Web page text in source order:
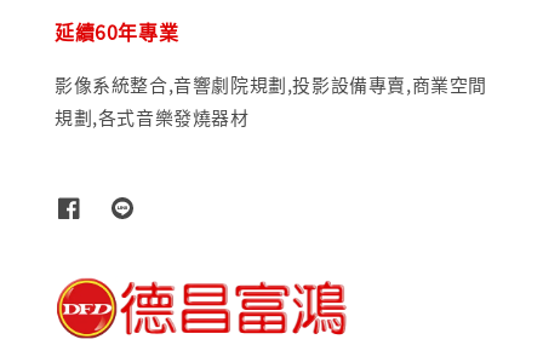
延續60年專業
影像系統整合,音響劇院規劃,投影設備專賣,商業空間
規劃,各式音樂發燒器材